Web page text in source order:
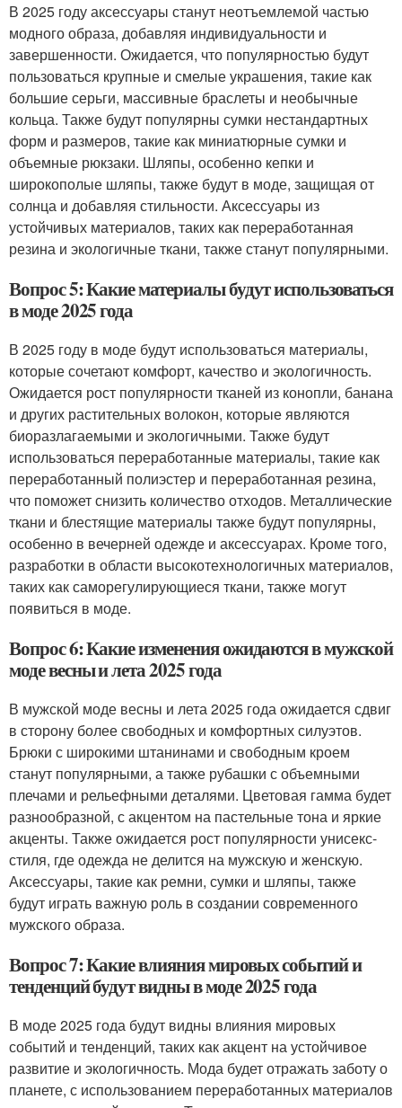
В 2025 году аксессуары станут неотъемлемой частью
модного образа, добавляя индивидуальности и
завершенности. Ожидается, что популярностью будут
пользоваться крупные и смелые украшения, такие как
большие серьги, массивные браслеты и необычные
кольца. Также будут популярны сумки нестандартных
форм и размеров, такие как миниатюрные сумки и
объемные рюкзаки. Шляпы, особенно кепки и
широкополые шляпы, также будут в моде, защищая от
солнца и добавляя стильности. Аксессуары из
устойчивых материалов, таких как переработанная
резина и экологичные ткани, также станут популярными.
Вопрос 5: Какие материалы будут использоваться
в моде 2025 года
В 2025 году в моде будут использоваться материалы,
которые сочетают комфорт, качество и экологичность.
Ожидается рост популярности тканей из конопли, банана
и других растительных волокон, которые являются
биоразлагаемыми и экологичными. Также будут
использоваться переработанные материалы, такие как
переработанный полиэстер и переработанная резина,
что поможет снизить количество отходов. Металлические
ткани и блестящие материалы также будут популярны,
особенно в вечерней одежде и аксессуарах. Кроме того,
разработки в области высокотехнологичных материалов,
таких как саморегулирующиеся ткани, также могут
появиться в моде.
Вопрос 6: Какие изменения ожидаются в мужской
моде весны и лета 2025 года
В мужской моде весны и лета 2025 года ожидается сдвиг
в сторону более свободных и комфортных силуэтов.
Брюки с широкими штанинами и свободным кроем
станут популярными, а также рубашки с объемными
плечами и рельефными деталями. Цветовая гамма будет
разнообразной, с акцентом на пастельные тона и яркие
акценты. Также ожидается рост популярности унисекс-
стиля, где одежда не делится на мужскую и женскую.
Аксессуары, такие как ремни, сумки и шляпы, также
будут играть важную роль в создании современного
мужского образа.
Вопрос 7: Какие влияния мировых событий и
тенденций будут видны в моде 2025 года
В моде 2025 года будут видны влияния мировых
событий и тенденций, таких как акцент на устойчивое
развитие и экологичность. Мода будет отражать заботу о
планете, с использованием переработанных материалов